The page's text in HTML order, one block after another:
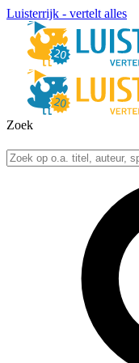
Luisterrijk - vertelt alles
Zoek